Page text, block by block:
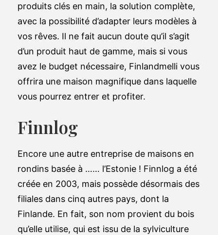
produits clés en main, la solution complète,
avec la possibilité d’adapter leurs modèles à
vos rêves. Il ne fait aucun doute qu’il s’agit
d’un produit haut de gamme, mais si vous
avez le budget nécessaire, Finlandmelli vous
offrira une maison magnifique dans laquelle
vous pourrez entrer et profiter.
Finnlog
Encore une autre entreprise de maisons en
rondins basée à …… l’Estonie ! Finnlog a été
créée en 2003, mais possède désormais des
filiales dans cinq autres pays, dont la
Finlande. En fait, son nom provient du bois
qu’elle utilise, qui est issu de la sylviculture